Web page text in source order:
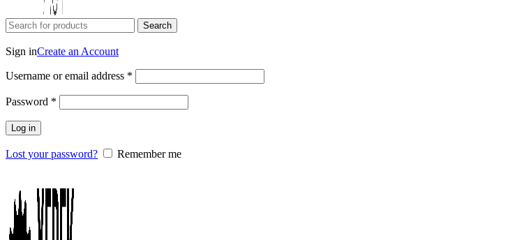
Search
Sign inCreate an Account
Username or email address *
Password *
Log in
Lost your password?
Remember me